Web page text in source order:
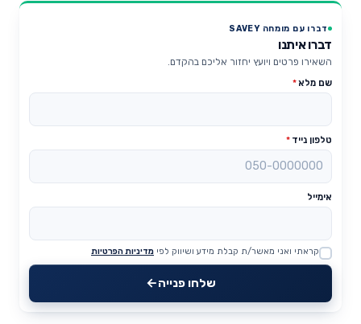
דברו עם מומחה SAVEY
דברו איתנו
השאירו פרטים ויועץ יחזור אליכם בהקדם.
שם מלא*
טלפון נייד *
אימייל
Website
קראתי ואני מאשר/ת קבלת מידע ושיווק לפי מדיניות הפרטיות
שלחו פנייה